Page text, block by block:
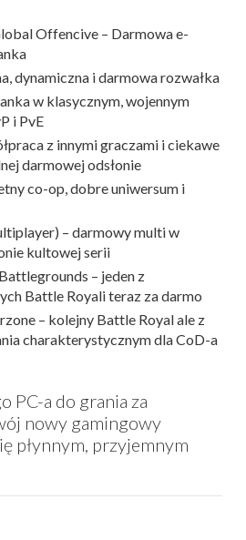
Offencive – Darmowa e-
dynamiczna i darmowa rozwałka
w klasycznym, wojennym
i PvE
z innymi graczami i ciekawe
darmowej odsłonie
co-op, dobre uniwersum i
– darmowy multi w
kultowej serii
– jeden z
Battle Royali teraz za darmo
– kolejny Battle Royal ale z
charakterystycznym dla CoD-a
PC-a do grania za
nowy gamingowy
płynnym, przyjemnym